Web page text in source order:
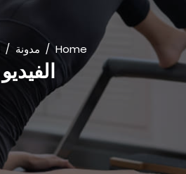
Home مدونة
الفيديو